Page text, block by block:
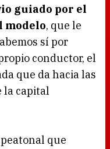
guiado por el
modelo, que le
sí por
conductor, el
que da hacia las
la capital
que